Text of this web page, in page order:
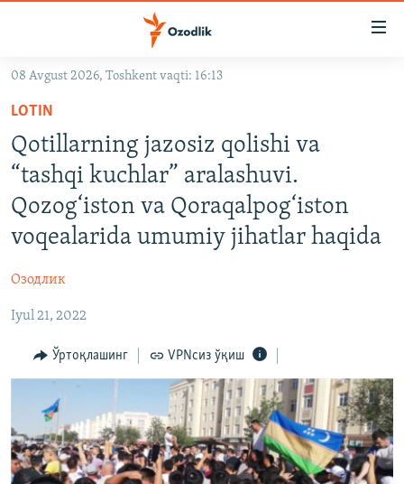
Асосий
навигацияга
ўтинг
Қидиришга
ўтинг
OZODVIDEO
OZODARXIV
На русском
Озодлик бошқа тилларда
08 Avgust 2026, Toshkent vaqti: 16:13
LOTIN
Qotillarning jazosiz qolishi va
“tashqi kuchlar” aralashuvi.
Qozog‘iston va Qoraqalpog‘iston
voqealarida umumiy jihatlar haqida
Озодлик
Iyul 21, 2022
Ўртоқлашинг VPNсиз ўқиш